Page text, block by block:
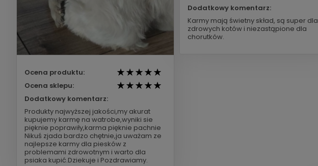
Ocena produktu:
Ocena sklepu:
Dodatkowy komentarz:
Produkty najwyższej jakości,my akurat
kupujemy karmę na watrobe,wyniki sie
pięknie poprawiły,karma pięknie pachnie
Nikuś zjada bardzo chętnie,ja uważam ze
najlepsze karmy dla piesków z
problemami zdrowotnym i warto dla
psiaka kupić.Dziekuje i Pozdrawiamy.
Dodatkowy komentarz:
Karmy mają świetny skład, są super dla
zdrowych kotów i niezastąpione dla
chorutków.